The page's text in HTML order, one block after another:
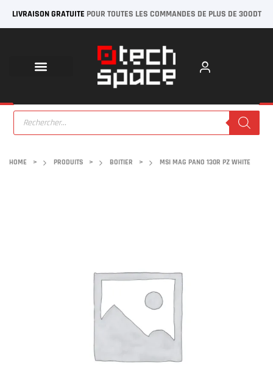
LIVRAISON GRATUITE POUR TOUTES LES COMMANDES DE PLUS DE 300DT
HOME > PRODUITS > BOITIER > MSI MAG PANO 130R PZ WHITE